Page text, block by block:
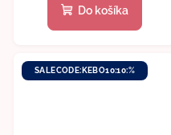
Do košíka
SALECODE:KEBO10:10:%